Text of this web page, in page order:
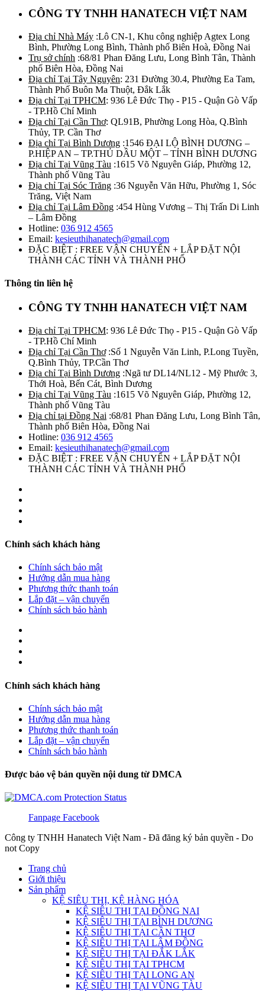
CÔNG TY TNHH HANATECH VIỆT NAM
Địa chỉ Nhà Máy :Lô CN-1, Khu công nghiệp Agtex Long
Bình, Phường Long Bình, Thành phố Biên Hoà, Đồng Nai
Trụ sở chính :68/81 Phan Đăng Lưu, Long Bình Tân, Thành
phố Biên Hòa, Đồng Nai
Địa chỉ Tại Tây Nguyên: 231 Đường 30.4, Phường Ea Tam,
Thành Phố Buôn Ma Thuột, Đắk Lắk
Địa chỉ Tại TPHCM: 936 Lê Đức Thọ - P15 - Quận Gò Vấp
- TP.Hồ Chí Minh
Địa chỉ Tại Cần Thơ: QL91B, Phường Long Hòa, Q.Bình
Thủy, TP. Cần Thơ
Địa chỉ Tại Bình Dương :1546 ĐẠI LỘ BÌNH DƯƠNG –
P.HIỆP AN – TP.THỦ DẦU MỘT – TỈNH BÌNH DƯƠNG
Địa chỉ Tại Vũng Tàu :1615 Võ Nguyên Giáp, Phường 12,
Thành phố Vũng Tàu
Địa chỉ Tại Sóc Trăng :36 Nguyễn Văn Hữu, Phường 1, Sóc
Trăng, Việt Nam
Địa chỉ Tại Lâm Đồng :454 Hùng Vương – Thị Trấn Di Linh
– Lâm Đồng
Hotline: 036 912 4565
Email: kesieuthihanatech@gmail.com
ĐẶC BIỆT : FREE VẬN CHUYỂN + LẮP ĐẶT NỘI
THÀNH CÁC TỈNH VÀ THÀNH PHỐ
Thông tin liên hệ
CÔNG TY TNHH HANATECH VIỆT NAM
Địa chỉ Tại TPHCM: 936 Lê Đức Thọ - P15 - Quận Gò Vấp
- TP.Hồ Chí Minh
Địa chỉ Tại Cần Thơ:Số 1 Nguyễn Văn Linh, P.Long Tuyền,
Q.Bình Thủy, TP.Cần Thơ
Địa chỉ Tại Bình Dương :Ngã tư DL14/NL12 - Mỹ Phước 3,
Thới Hoà, Bến Cát, Bình Dương
Địa chỉ Tại Vũng Tàu :1615 Võ Nguyên Giáp, Phường 12,
Thành phố Vũng Tàu
Địa chỉ tại Đồng Nai :68/81 Phan Đăng Lưu, Long Bình Tân,
Thành phố Biên Hòa, Đồng Nai
Hotline: 036 912 4565
Email: kesieuthihanatech@gmail.com
ĐẶC BIỆT : FREE VẬN CHUYỂN + LẮP ĐẶT NỘI
THÀNH CÁC TỈNH VÀ THÀNH PHỐ
Chính sách khách hàng
Chính sách bảo mật
Hướng dẫn mua hàng
Phương thức thanh toán
Lắp đặt – vận chuyển
Chính sách bảo hành
Chính sách khách hàng
Chính sách bảo mật
Hướng dẫn mua hàng
Phương thức thanh toán
Lắp đặt – vận chuyển
Chính sách bảo hành
Được bảo vệ bản quyền nội dung từ DMCA
Fanpage Facebook
Công ty TNHH Hanatech Việt Nam - Đã đăng ký bản quyền - Do
not Copy
Trang chủ
Giới thiệu
Sản phẩm
KỆ SIÊU THỊ, KỆ HÀNG HÓA
KỆ SIÊU THỊ TẠI ĐỒNG NAI
KỆ SIÊU THỊ TẠI BÌNH DƯƠNG
KỆ SIÊU THỊ TẠI CẦN THƠ
KỆ SIÊU THỊ TẠI LÂM ĐỒNG
KỆ SIÊU THỊ TẠI ĐẮK LẮK
KỆ SIÊU THỊ TẠI TPHCM
KỆ SIÊU THỊ TẠI LONG AN
KỆ SIÊU THỊ TẠI VŨNG TÀU